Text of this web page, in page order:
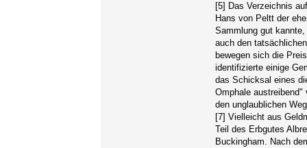
[5] Das Verzeichnis
Hans von Peltt der
Sammlung gut
auch den
bewegen sich die
identifizierte einige
das Schicksal eines
Omphale
den unglaublichen
[7] Vielleicht aus
Teil des Erbgutes
Buckingham. Nach